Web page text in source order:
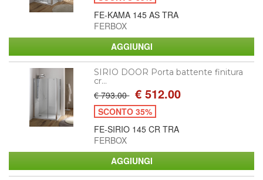
FE-KAMA 145 AS TRA
FERBOX
SIRIO DOOR Porta battente finitura
cr...
€ 793.00 € 512.00
SCONTO 35%
FE-SIRIO 145 CR TRA
FERBOX